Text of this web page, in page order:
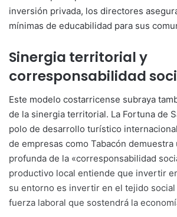
inversión privada, los directores
mínimas de educabilidad para sus
Sinergia territorial y
corresponsabilidad
Este modelo costarricense subraya
de la sinergia territorial. La Fortuna de
polo de desarrollo turístico
de empresas como Tabacón
profunda de la «corresponsabilidad
productivo local entiende que invertir
su entorno es invertir en el tejido
fuerza laboral que sostendrá la